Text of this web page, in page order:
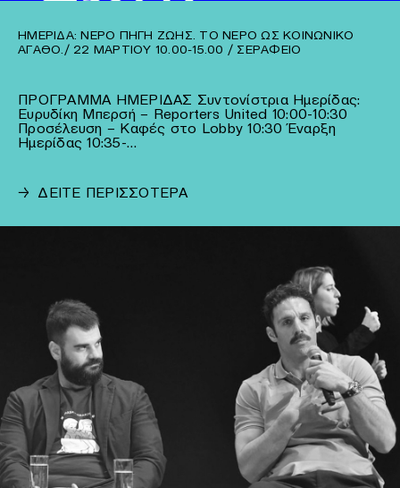
ΗΜΕΡΙΔΑ: ΝΕΡΟ ΠΗΓΗ ΖΩΗΣ. ΤΟ ΝΕΡΌ ΩΣ ΚΟΙΝΩΝΙΚΌ
ΑΓΑΘΌ./ 22 ΜΑΡΤΊΟΥ 10.00-15.00 / ΣΕΡΆΦΕΙΟ
ΠΡΟΓΡΑΜΜΑ ΗΜΕΡΙΔΑΣ Συντονίστρια Ημερίδας:
Ευρυδίκη Μπερσή – Reporters United 10:00-10:30
Προσέλευση – Καφές στο Lobby 10:30 Έναρξη
Ημερίδας 10:35-…
→ ΔΕΙΤΕ ΠΕΡΙΣΣΟΤΕΡΑ